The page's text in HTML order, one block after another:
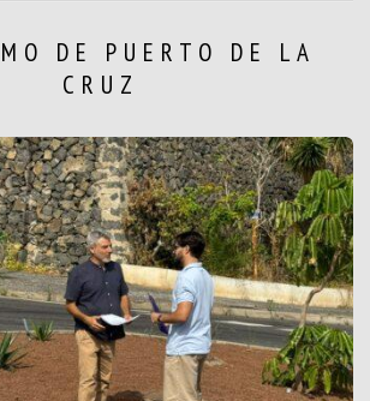
DE PUERTO DE LA
CRUZ